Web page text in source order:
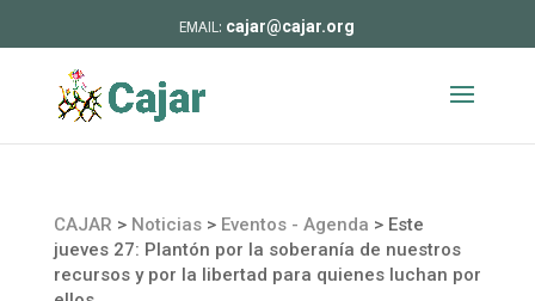
cajar@cajar.org
CAJAR > Noticias> Eventos - Agenda > Este
jueves 27: Plantón por la soberanía de nuestros
recursos y por la libertad para quienes luchan por